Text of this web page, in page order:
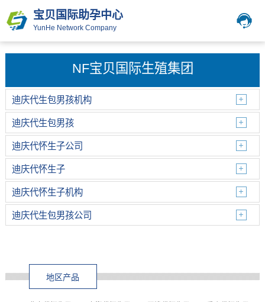
宝贝国际助孕中心
YunHe Network Company
NF宝贝国际生殖集团
迪庆代生包男孩机构
迪庆代生包男孩
迪庆代怀生子公司
迪庆代怀生子
迪庆代怀生子机构
迪庆代生包男孩公司
地区产品